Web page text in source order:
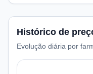
Histórico de
Evolução diária por